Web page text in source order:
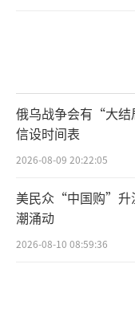
俄乌战争会有“大
信设时间表
2026-08-09 20:22:05
美民众“中国购”
潮涌动
2026-08-10 08:59:36